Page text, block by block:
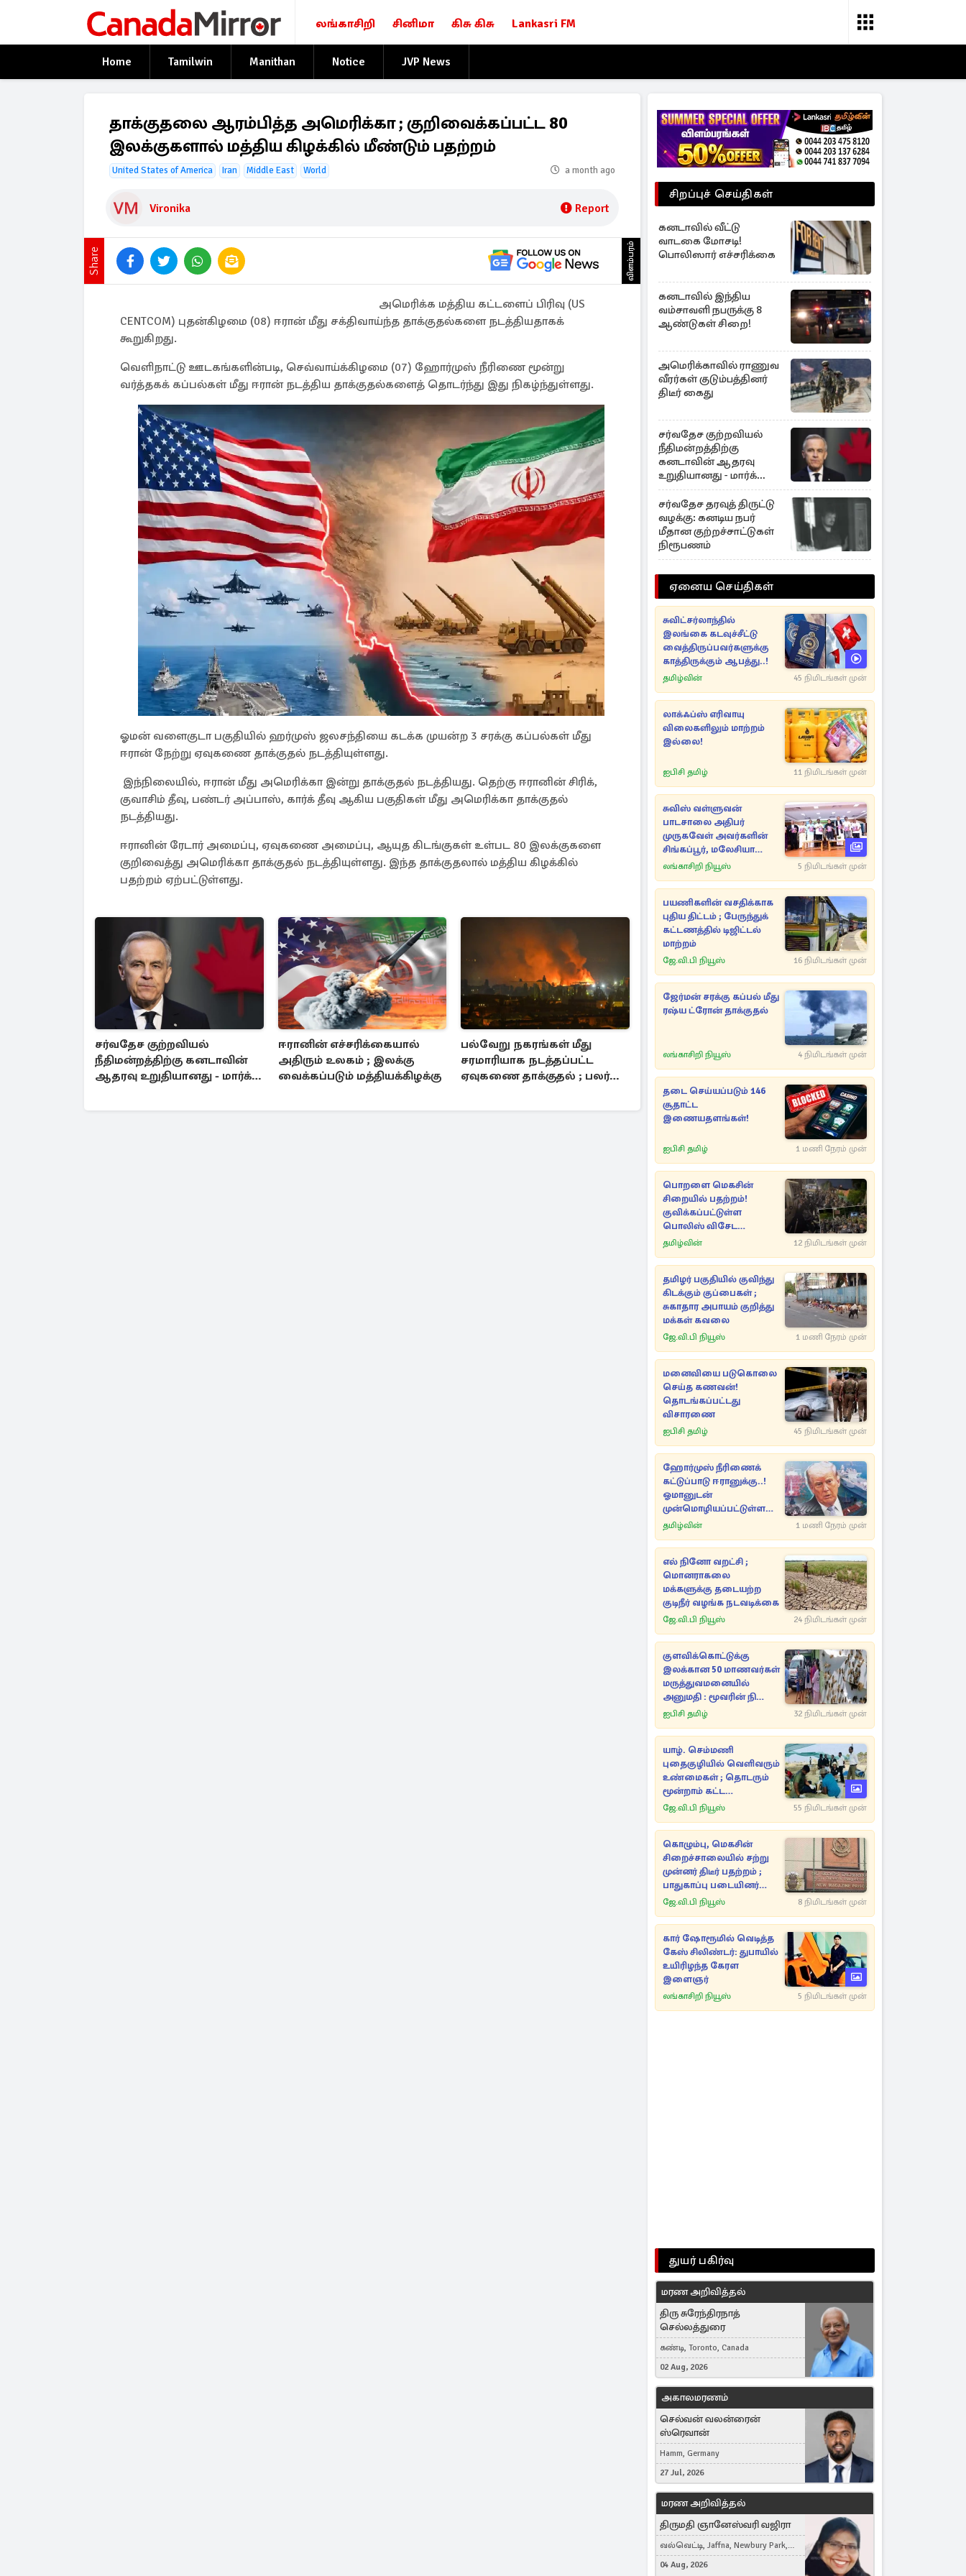
லங்காசிறி சினிமா கிசு கிசு Lankasri FM
Home Tamilwin Manithan Notice JVP News
தாக்குதலை ஆரம்பித்த அமெரிக்கா ; குறிவைக்கப்பட்ட 80
இலக்குகளால் மத்திய கிழக்கில் மீண்டும் பதற்றம்
United States of America Iran Middle East World a month ago
Vironika Report
Share விளம்பரம்
அமெரிக்க மத்திய கட்டளைப் பிரிவு (US
CENTCOM) புதன்கிழமை (08) ஈரான் மீது சக்திவாய்ந்த தாக்குதல்களை நடத்தியதாகக்
கூறுகிறது.
வெளிநாட்டு ஊடகங்களின்படி, செவ்வாய்க்கிழமை (07) ஹோர்முஸ் நீரிணை மூன்று
வர்த்தகக் கப்பல்கள் மீது ஈரான் நடத்திய தாக்குதல்களைத் தொடர்ந்து இது நிகழ்ந்துள்ளது.
ஓமன் வளைகுடா பகுதியில் ஹர்முஸ் ஜலசந்தியை கடக்க முயன்ற 3 சரக்கு கப்பல்கள் மீது
ஈரான் நேற்று ஏவுகணை தாக்குதல் நடத்தியுள்ளது.
இந்நிலையில், ஈரான் மீது அமெரிக்கா இன்று தாக்குதல் நடத்தியது. தெற்கு ஈரானின் சிரிக்,
குவாசிம் தீவு, பண்டர் அப்பாஸ், கார்க் தீவு ஆகிய பகுதிகள் மீது அமெரிக்கா தாக்குதல்
நடத்தியது.
ஈரானின் ரேடார் அமைப்பு, ஏவுகணை அமைப்பு, ஆயுத கிடங்குகள் உள்பட 80 இலக்குகளை
குறிவைத்து அமெரிக்கா தாக்குதல் நடத்தியுள்ளது. இந்த தாக்குதலால் மத்திய கிழக்கில்
பதற்றம் ஏற்பட்டுள்ளது.
சர்வதேச குற்றவியல்
நீதிமன்றத்திற்கு கனடாவின்
ஆதரவு உறுதியானது - மார்க்
ஈரானின் எச்சரிக்கையால்
அதிரும் உலகம் ; இலக்கு
வைக்கப்படும் மத்தியக்கிழக்கு
பல்வேறு நகரங்கள் மீது
சரமாரியாக நடத்தப்பட்ட
ஏவுகணை தாக்குதல் ; பலர்
சிறப்புச் செய்திகள்
கனடாவில் வீட்டு
வாடகை மோசடி!
பொலிஸார் எச்சரிக்கை
கனடாவில் இந்திய
வம்சாவளி நபருக்கு 8
ஆண்டுகள் சிறை!
அமெரிக்காவில் ராணுவ
வீரர்கள் குடும்பத்தினர்
திடீர் கைது
சர்வதேச குற்றவியல்
நீதிமன்றத்திற்கு
கனடாவின் ஆதரவு
உறுதியானது - மார்க்
கார்னி
சர்வதேச தரவுத் திருட்டு
வழக்கு: கனடிய நபர்
மீதான குற்றச்சாட்டுகள்
நிரூபணம்
ஏனைய செய்திகள்
சுவிட்சர்லாந்தில்
இலங்கை கடவுச்சீட்டு
வைத்திருப்பவர்களுக்கு
காத்திருக்கும் ஆபத்து..!
தமிழ்வின் 45 நிமிடங்கள் முன்
லாக்ஃப்ஸ் எரிவாயு
விலைகளிலும் மாற்றம்
இல்லை!
ஐபிசி தமிழ் 11 நிமிடங்கள் முன்
சுவிஸ் வள்ளுவன்
பாடசாலை அதிபர்
முருகவேள் அவர்களின்
சிங்கப்பூர், மலேசியா
மற்றும் தமிழ்நாடு பயண
லங்காசிறி நியூஸ் 5 நிமிடங்கள் முன்
பயணிகளின் வசதிக்காக
புதிய திட்டம் ; பேருந்துக்
கட்டணத்தில் டிஜிட்டல்
மாற்றம்
ஜே.வி.பி நியூஸ் 16 நிமிடங்கள் முன்
ஜேர்மன் சரக்கு கப்பல் மீது
ரஷ்ய ட்ரோன் தாக்குதல்
லங்காசிறி நியூஸ் 4 நிமிடங்கள் முன்
தடை செய்யப்படும் 146
சூதாட்ட
இணையதளங்கள்!
ஐபிசி தமிழ் 1 மணி நேரம் முன்
பொறளை மெகசின்
சிறையில் பதற்றம்!
குவிக்கப்பட்டுள்ள
பொலிஸ் விசேட
அதிரடிப்படையினர்
தமிழ்வின் 12 நிமிடங்கள் முன்
தமிழர் பகுதியில் குவிந்து
கிடக்கும் குப்பைகள் ;
சுகாதார அபாயம் குறித்து
மக்கள் கவலை
ஜே.வி.பி நியூஸ் 1 மணி நேரம் முன்
மனைவியை படுகொலை
செய்த கணவன்!
தொடங்கப்பட்டது
விசாரணை
ஐபிசி தமிழ் 45 நிமிடங்கள் முன்
ஹோர்முஸ் நீரிணைக்
கட்டுப்பாடு ஈரானுக்கு..!
ஓமானுடன்
முன்மொழியப்பட்டுள்ள
புதிய ஒப்பந்தம்
தமிழ்வின் 1 மணி நேரம் முன்
எல் நினோ வறட்சி ;
மொனராகலை
மக்களுக்கு தடையற்ற
குடிநீர் வழங்க நடவடிக்கை
ஜே.வி.பி நியூஸ் 24 நிமிடங்கள் முன்
குளவிக்கொட்டுக்கு
இலக்கான 50 மாணவர்கள்
மருத்துவமனையில்
அனுமதி : மூவரின் நிலை
கவலைக்கிடம்
ஐபிசி தமிழ் 32 நிமிடங்கள் முன்
யாழ். செம்மணி
புதைகுழியில் வெளிவரும்
உண்மைகள் ; தொடரும்
மூன்றாம் கட்ட
அகழ்வாராய்ச்சி
ஜே.வி.பி நியூஸ் 55 நிமிடங்கள் முன்
கொழும்பு, மெகசின்
சிறைச்சாலையில் சற்று
முன்னர் திடீர் பதற்றம் ;
பாதுகாப்பு படையினர்
களத்தில்
ஜே.வி.பி நியூஸ் 8 நிமிடங்கள் முன்
கார் ஷோரூமில் வெடித்த
கேஸ் சிலிண்டர்: துபாயில்
உயிரிழந்த கேரள
இளைஞர்
லங்காசிறி நியூஸ் 5 நிமிடங்கள் முன்
துயர் பகிர்வு
மரண அறிவித்தல்
திரு சுரேந்திரநாத்
செல்லத்துரை
கண்டி, Toronto, Canada
02 Aug, 2026
அகாலமரணம்
செல்வன் வலன்ரைன்
ஸ்ரெவான்
Hamm, Germany
27 Jul, 2026
மரண அறிவித்தல்
திருமதி ஞானேஸ்வரி வஜிரா
வல்வெட்டி, Jaffna, Newbury Park,
United Kingdom
04 Aug, 2026